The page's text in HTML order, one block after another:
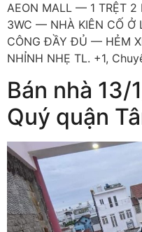
AEON MALL — 1 TRỆT
3WC — NHÀ KIÊN CỐ Ở
CÔNG ĐẦY ĐỦ — HẺM
NHỈNH NHẸ TL. +1,
Bán nhà 13/
Quý quận